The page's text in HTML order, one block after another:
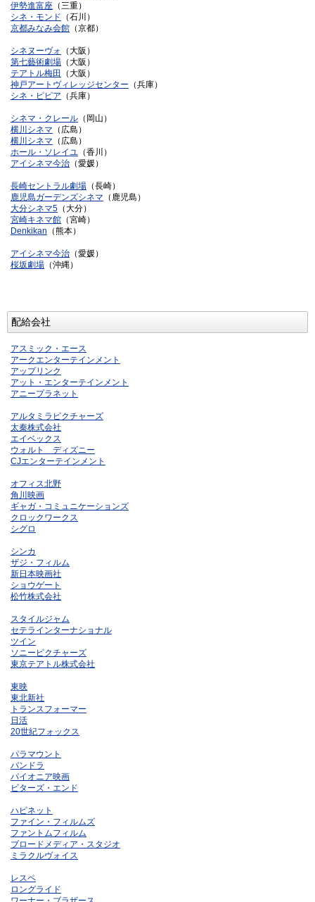
伊勢進富座 （三重）
シネ・モンド （石川）
京都みなみ会館 （京都）
シネヌーヴォ
（大阪）
第七藝術劇場 （大阪）
テアトル梅田
（大阪）
神戸アートヴィレッジセンター （兵庫）
シネ・ピピア （兵庫）
シネマ・クレール （岡山）
横川シネマ （広島）
横川シネマ （広島）
ホール・ソレイユ （香川）
アイシネマ今治 （愛媛）
長崎セントラル劇場 （長崎）
鹿児島ガーデンズシネマ （鹿児島）
大分シネマ5 （大分）
宮崎キネマ館 （宮崎）
Denkikan （熊本）
アイシネマ今治 （愛媛）
桜坂劇場 （沖縄）
配給会社
アスミック・エース
アークエンターテインメント
アップリンク
アット・エンターテインメント
アニープラネット
アルタミラピクチャーズ
太秦株式会社
エイベックス
ウォルト ディズニー
CJエンターテインメント
オフィス北野
角川映画
ギャガ・コミュニケーションズ
クロックワークス
シグロ
シンカ
ザジ・フィルム
新日本映画社
ショウゲート
松竹株式会社
スタイルジャム
セテラインターナショナル
ツイン
ソニーピクチャーズ
東京テアトル株式会社
東映
東北新社
トランスフォーマー
日活
20世紀フォックス
パラマウント
パンドラ
パイオニア映画
ビターズ・エンド
ハピネット
ファイン・フィルムズ
ファントムフィルム
ブロードメディア・スタジオ
ミラクルヴォイス
レスペ
ロングライド